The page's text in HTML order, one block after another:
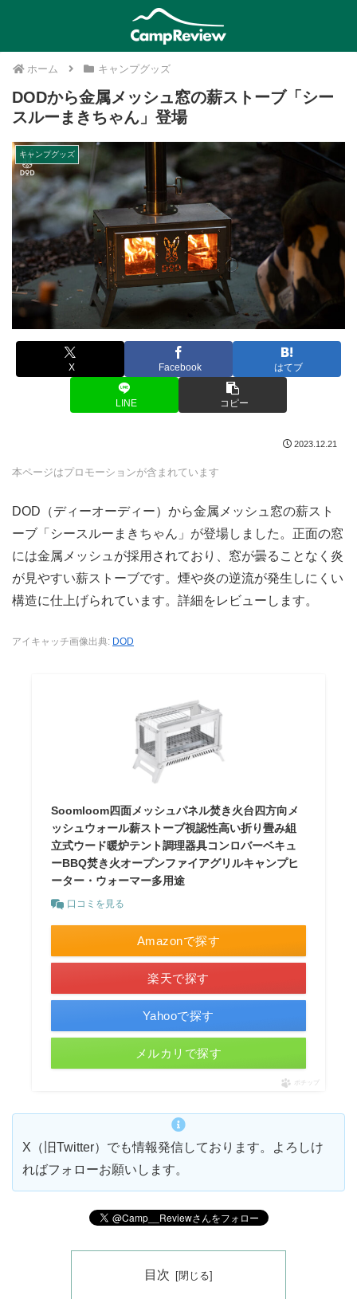
ホーム キャンプグッズ
DODから金属メッシュ窓の薪ストーブ「シー
スルーまきちゃん」登場
キャンプグッズ
X Facebook はてブ
LINE コピー
2023.12.21
本ページはプロモーションが含まれています
DOD（ディーオーディー）から金属メッシュ窓の薪スト
ーブ「シースルーまきちゃん」が登場しました。正面の窓
には金属メッシュが採用されており、窓が曇ることなく炎
が見やすい薪ストーブです。煙や炎の逆流が発生しにくい
構造に仕上げられています。詳細をレビューします。
アイキャッチ画像出典: DOD
Soomloom四面メッシュパネル焚き火台四方向メ
ッシュウォール薪ストーブ視認性高い折り畳み組
立式ウード暖炉テント調理器具コンロバーベキュ
ーBBQ焚き火オープンファイアグリルキャンプヒ
ーター・ウォーマー多用途
口コミを見る
Amazonで探す
楽天で探す
Yahooで探す
メルカリで探す
ポチップ
X（旧Twitter）でも情報発信しております。よろしけ
ればフォローお願いします。
目次